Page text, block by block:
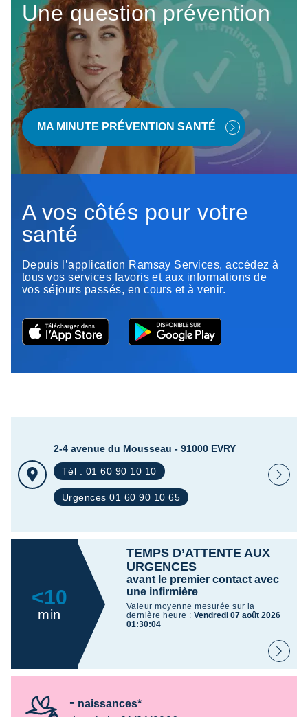
Une question prévention
MA MINUTE PRÉVENTION SANTÉ
A vos côtés pour votre
santé
Depuis l’application Ramsay Services, accédez à
tous vos services favoris et aux informations de
vos séjours passés, en cours et à venir.
2-4 avenue du Mousseau - 91000 EVRY
Tél : 01 60 90 10 10
Urgences 01 60 90 10 65
<10
min
TEMPS D’ATTENTE AUX
URGENCES
avant le premier contact avec
une infirmière
Valeur moyenne mesurée sur la
dernière heure :Vendredi 07 août 2026
01:30:04
- naissances*